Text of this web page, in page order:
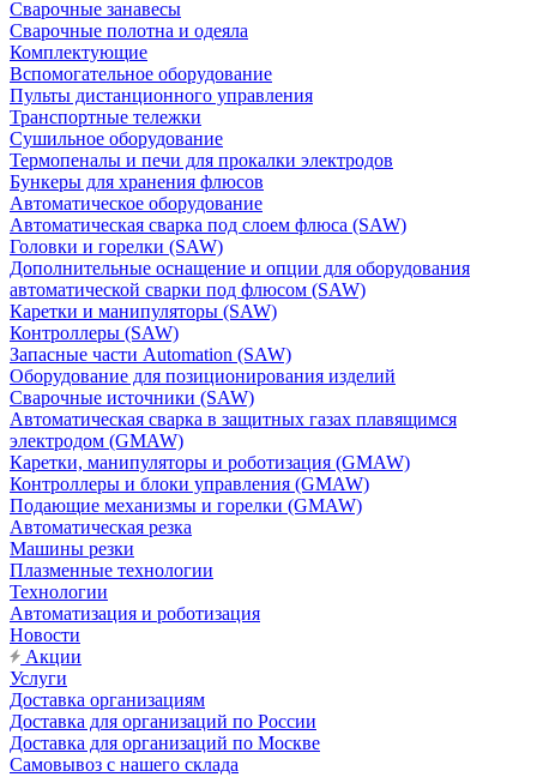
Сварочные занавесы
Сварочные полотна и одеяла
Комплектующие
Вспомогательное оборудование
Пульты дистанционного управления
Транспортные тележки
Сушильное оборудование
Термопеналы и печи для прокалки электродов
Бункеры для хранения флюсов
Автоматическое оборудование
Автоматическая сварка под слоем флюса (SAW)
Головки и горелки (SAW)
Дополнительные оснащение и опции для оборудования
автоматической сварки под флюсом (SAW)
Каретки и манипуляторы (SAW)
Контроллеры (SAW)
Запасные части Automation (SAW)
Оборудование для позиционирования изделий
Сварочные источники (SAW)
Автоматическая сварка в защитных газах плавящимся
электродом (GMAW)
Каретки, манипуляторы и роботизация (GMAW)
Контроллеры и блоки управления (GMAW)
Подающие механизмы и горелки (GMAW)
Автоматическая резка
Машины резки
Плазменные технологии
Технологии
Автоматизация и роботизация
Новости
Акции
Услуги
Доставка организациям
Доставка для организаций по России
Доставка для организаций по Москве
Самовывоз с нашего склада